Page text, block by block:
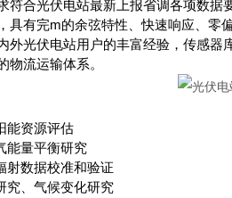
符合光伏电站最新上报省调各项数
具有完m的余弦特性、快速响应、零
外光伏电站用户的丰富经验，传感
物流运输体系。
能资源评估
能量平衡研究
射数据校准和验证
究、气候变化研究